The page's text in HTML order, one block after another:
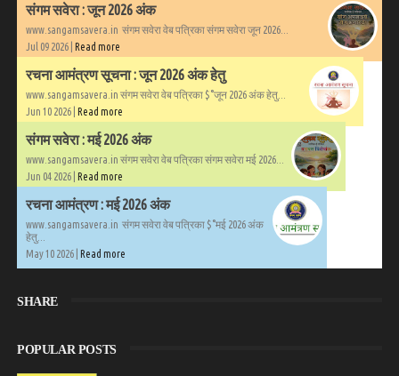
संगम सवेरा : जून 2026 अंक
www.sangamsavera.in संगम सवेरा वेब पत्रिका संगम सवेरा जून 2026...
Jul 09 2026 | Read more
रचना आमंत्रण सूचना : जून 2026 अंक हेतु
www.sangamsavera.in संगम सवेरा वेब पत्रिका $°जून 2026 अंक हेतु...
Jun 10 2026 | Read more
संगम सवेरा : मई 2026 अंक
www.sangamsavera.in संगम सवेरा वेब पत्रिका संगम सवेरा मई 2026...
Jun 04 2026 | Read more
रचना आमंत्रण : मई 2026 अंक
www.sangamsavera.in संगम सवेरा वेब पत्रिका $°मई 2026 अंक
हेतु...
May 10 2026 | Read more
SHARE
POPULAR POSTS